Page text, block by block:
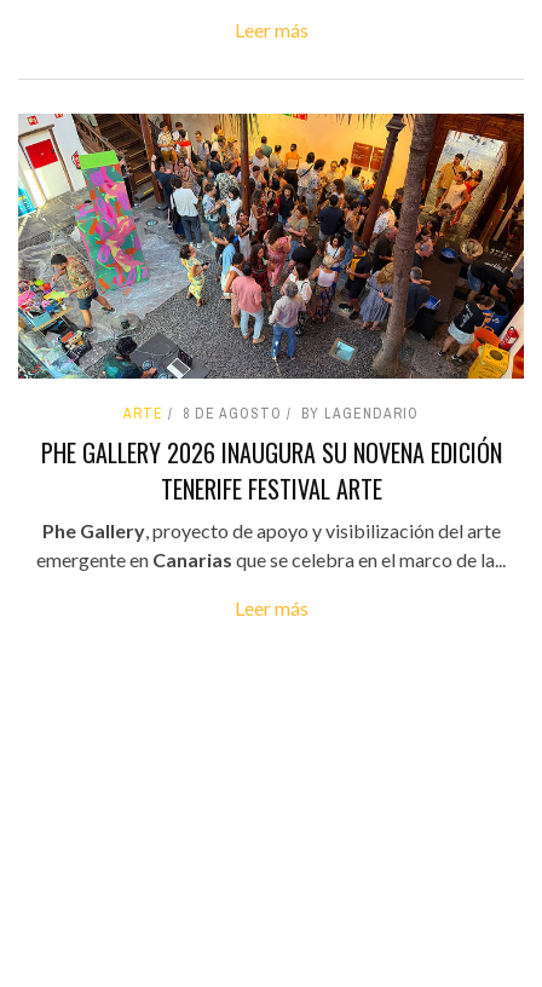
Leer más
ARTE 8 DE AGOSTO BY LAGENDARIO
PHE GALLERY 2026 INAUGURA SU NOVENA EDICIÓN
TENERIFE FESTIVAL ARTE
Phe Gallery, proyecto de apoyo y visibilización del arte
emergente en Canarias que se celebra en el marco de la...
Leer más